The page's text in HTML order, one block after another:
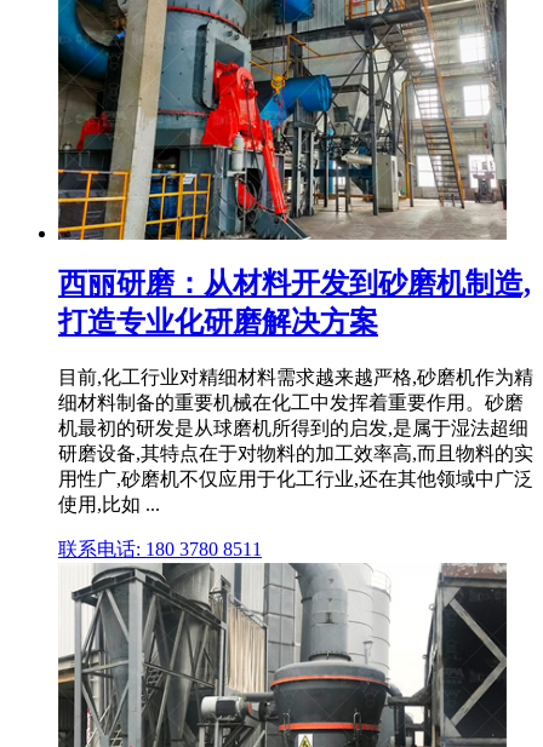
西丽研磨：从材料开发到砂磨机制造,
打造专业化研磨解决方案
目前,化工行业对精细材料需求越来越严格,砂磨机作为精
细材料制备的重要机械在化工中发挥着重要作用。砂磨
机最初的研发是从球磨机所得到的启发,是属于湿法超细
研磨设备,其特点在于对物料的加工效率高,而且物料的实
用性广,砂磨机不仅应用于化工行业,还在其他领域中广泛
使用,比如 ...
联系电话: 180 3780 8511